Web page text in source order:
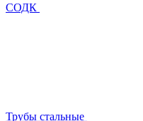
СОДК
Трубы стальные